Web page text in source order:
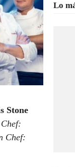
Stone
Chef:
Lo